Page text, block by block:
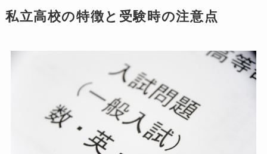
私立高校の特徴と受験時の注意点